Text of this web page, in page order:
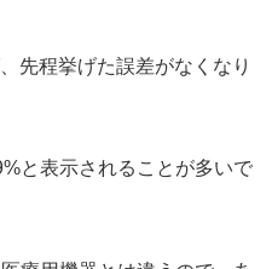
先程挙げた誤差がなくなり
と表示されることが多いで